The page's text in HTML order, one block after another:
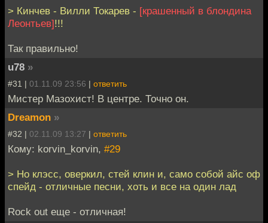
> Кинчев - Вилли Токарев - [крашенный в блондина
Леонтьев]!!!
Так правильно!
u78 »
#31 | 01.11.09 23:56 | ответить
Мистер Мазохист! В центре. Точно он.
Dreamon »
#32 | 02.11.09 13:27 | ответить
Кому: korvin_korvin, #29
> Но клэсс, оверкил, стей клин и, само собой айс оф
спейд - отличные песни, хоть и все на один лад
Rock out еще - отличная!